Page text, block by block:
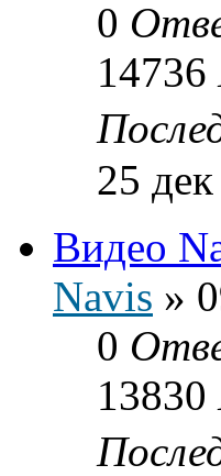
0
14736
25
Видео
Navis »
0
13830